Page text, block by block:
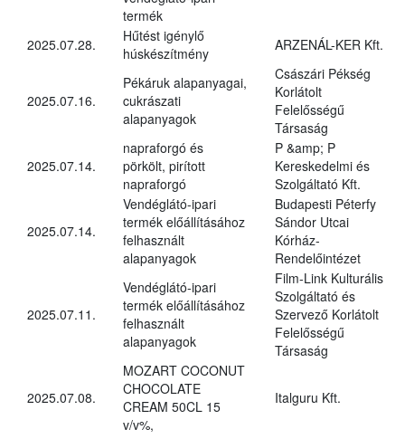
termék
2025.07.28.
Hűtést igénylő
húskészítmény
ARZENÁL-KER Kft.
2025.07.16.
Pékáruk alapanyagai,
cukrászati
alapanyagok
Császári Pékség
Korlátolt
Felelősségű
Társaság
2025.07.14.
napraforgó és
pörkölt, pirított
napraforgó
P &amp; P
Kereskedelmi és
Szolgáltató Kft.
2025.07.14.
Vendéglátó-ipari
termék előállításához
felhasznált
alapanyagok
Budapesti Péterfy
Sándor Utcai
Kórház-
Rendelőintézet
2025.07.11.
Vendéglátó-ipari
termék előállításához
felhasznált
alapanyagok
Film-Link Kulturális
Szolgáltató és
Szervező Korlátolt
Felelősségű
Társaság
2025.07.08.
MOZART COCONUT
CHOCOLATE
CREAM 50CL 15
v/v%,
Italguru Kft.